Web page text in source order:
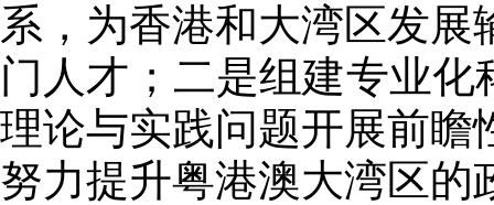
系，为香港和大湾区发
门人才；二是组建专业
理论与实践问题开展前瞻
努力提升粤港澳大湾区